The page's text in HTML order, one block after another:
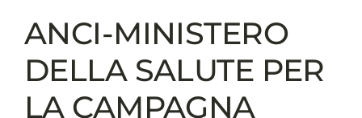
ANCI-MINISTERO
DELLA SALUTE PER
LA CAMPAGNA